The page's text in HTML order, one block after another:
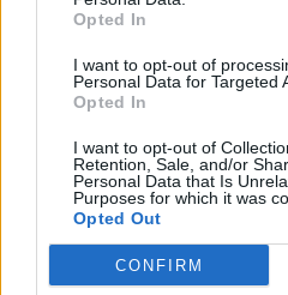
Opted In
I want to opt-out of
Personal Data for Targeted
Opted In
I want to opt-out of
Retention, Sale, and/or
Personal Data that Is
Purposes for which it was
Opted Out
CONFIRM
dailypost.gr, με στόχο την αντικειμενική
αποκαλύπτουν πολιτικά και
άποψη τους, με γνώμονα τον
DAILYPOST.GR